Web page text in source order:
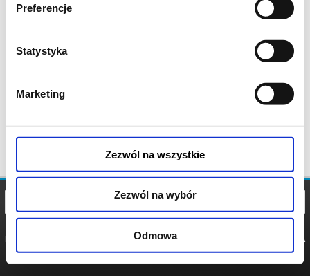
Preferencje
Statystyka
Marketing
Zezwól na wszystkie
Zezwól na wybór
Odmowa
POLITYKA
POLITYKA